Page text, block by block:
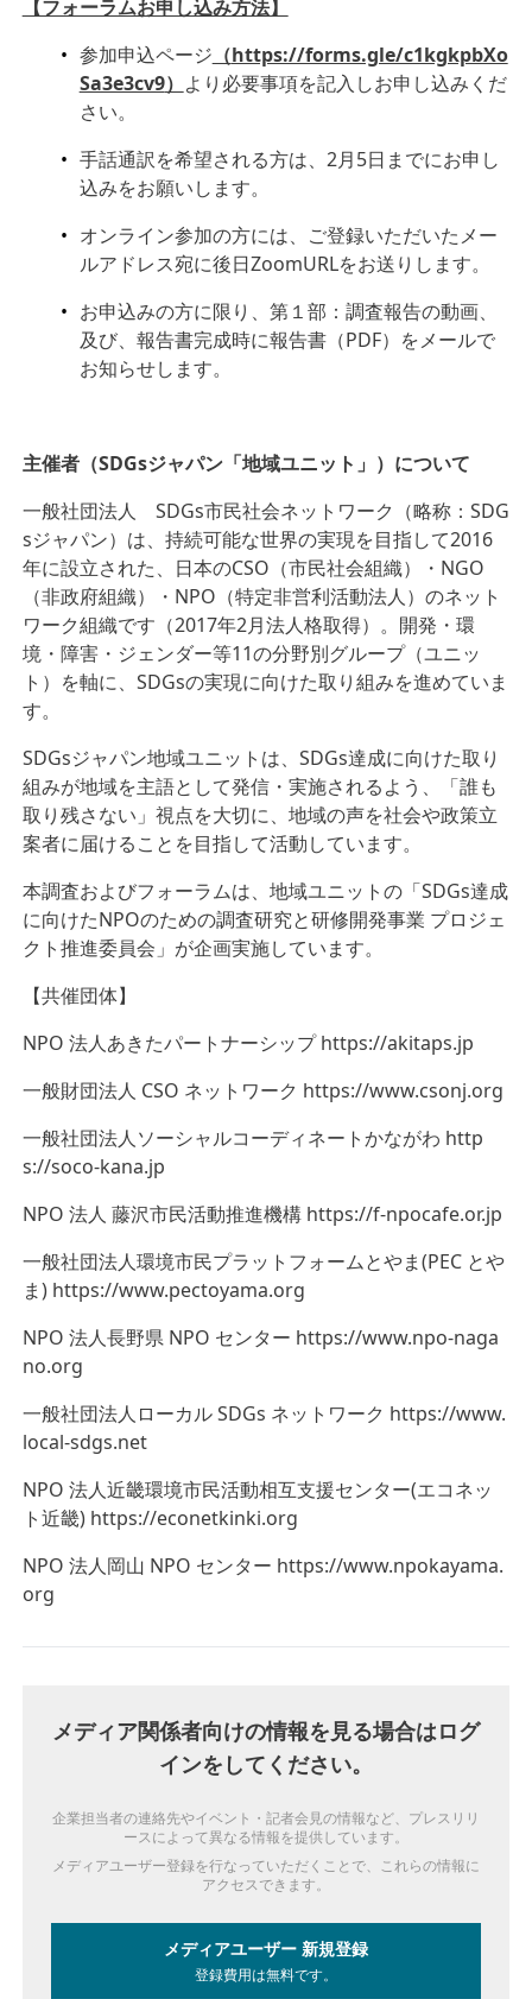
【フォーラムお申し込み方法】
参加申込ページ （https://forms.gle/c1kgkpbXo
Sa3e3cv9） より必要事項を記入しお申し込みくだ
さい。
手話通訳を希望される方は、2月5日までにお申し
込みをお願いします。
オンライン参加の方には、ご登録いただいたメー
ルアドレス宛に後日ZoomURLをお送りします。
お申込みの方に限り、第１部：調査報告の動画、
及び、報告書完成時に報告書（PDF）をメールで
お知らせします。
主催者（SDGsジャパン「地域ユニット」）について
一般社団法人 SDGs市民社会ネットワーク（略称：SDG
sジャパン）は、持続可能な世界の実現を目指して2016
年に設立された、日本のCSO（市民社会組織）・NGO
（非政府組織）・NPO（特定非営利活動法人）のネット
ワーク組織です（2017年2月法人格取得）。開発・環
境・障害・ジェンダー等11の分野別グループ（ユニッ
ト）を軸に、SDGsの実現に向けた取り組みを進めていま
す。
SDGsジャパン地域ユニットは、SDGs達成に向けた取り
組みが地域を主語として発信・実施されるよう、「誰も
取り残さない」視点を大切に、地域の声を社会や政策立
案者に届けることを目指して活動しています。
本調査およびフォーラムは、地域ユニットの「SDGs達成
に向けたNPOのための調査研究と研修開発事業 プロジェ
クト推進委員会」が企画実施しています。
【共催団体】
NPO 法人あきたパートナーシップ https://akitaps.jp
一般財団法人 CSO ネットワーク https://www.csonj.org
一般社団法人ソーシャルコーディネートかながわ http
s://soco-kana.jp
NPO 法人 藤沢市民活動推進機構 https://f-npocafe.or.jp
一般社団法人環境市民プラットフォームとやま(PEC とや
ま) https://www.pectoyama.org
NPO 法人長野県 NPO センター https://www.npo-naga
no.org
一般社団法人ローカル SDGs ネットワーク https://www.
local-sdgs.net
NPO 法人近畿環境市民活動相互支援センター(エコネッ
ト近畿) https://econetkinki.org
NPO 法人岡山 NPO センター https://www.npokayama.
org
メディア関係者向けの情報を見る場合はログ
インをしてください。
企業担当者の連絡先やイベント・記者会見の情報など、プレスリリ
ースによって異なる情報を提供しています。
メディアユーザー登録を行なっていただくことで、これらの情報に
アクセスできます。
メディアユーザー 新規登録
登録費用は無料です。